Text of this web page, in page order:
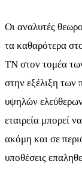
Οι αναλυτές
τα καθαρότερα
ΤΝ στον τομέα
στην εξέλιξη των
υψηλών
εταιρεία μπορεί
ακόμη και σε
υποθέσεις